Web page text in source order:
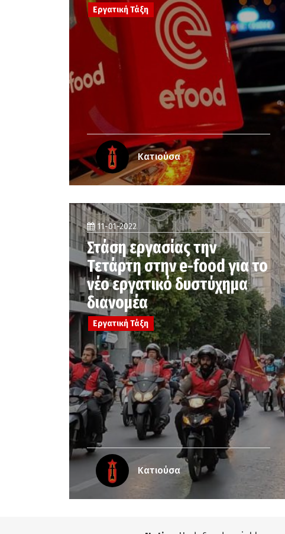
Εργατική Τάξη
Κατιούσα
11-01-2022
Στάση εργασίας την
Τετάρτη στην e-food για το
νέο εργατικό δυστύχημα
διανομέα
Εργατική Τάξη
Κατιούσα